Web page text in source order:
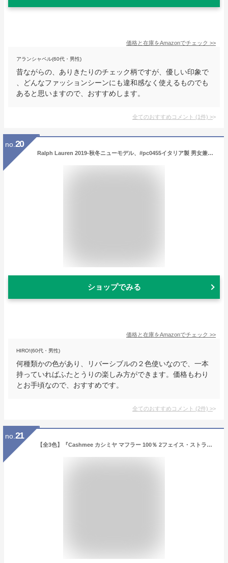
価格と在庫をAmazonでチェック >>
アランシャペル(60代・男性)
昔ながらの、ありきたりのチェック柄ですが、優しい印象で
、どんなファッションシーンにも違和感なく使えるものでも
あると思いますので、おすすめします。
全てのおすすめコメント (1件) >
no. 20
Ralph Lauren 2019-秋冬ニューモデル、#pc0455イタリア製 男女兼用,クラシック リバーシブル マフラー (ラルフローレン) (ワンサイズ, ブラック/グレー001) [並行輸入品]
ショップでみる
価格と在庫をAmazonでチェック >>
HIRO!(60代・男性)
何種類かの色があり、リバーシブルの２色使いなので、一本
持っていればふたとうりの楽しみ方ができます。価格もわり
とお手頃なので、おすすめです。
全てのおすすめコメント (2件) >
no. 21
【全3色】『Cashmee カシミヤ マフラー 100％ 2フェイス・ストライプ柄 シングル リバーシブル マフラー/Becrux 3color』カシミアマフラー メンズマフラー カシミヤマフラー カシミヤ100％ カシミア100％ 男性 ビジネス シンプル おしゃれ 彼氏 誕生日 プレゼント 贈り物